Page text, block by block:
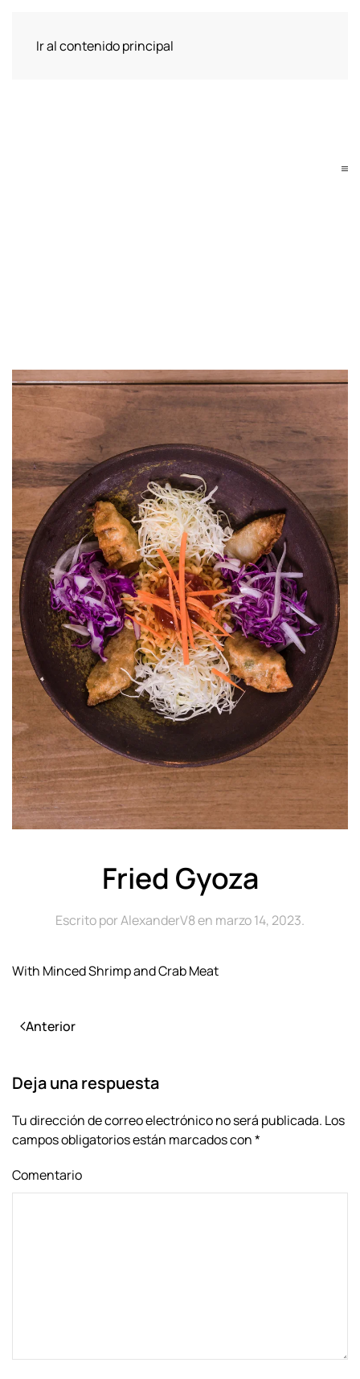
Ir al contenido principal
Fried Gyoza
Escrito porAlexanderV8en marzo 14, 2023.
With Minced Shrimp and Crab Meat
Anterior
Deja una respuesta
Tu dirección de correo electrónico no será publicada. Los
campos obligatorios están marcados con*
Comentario